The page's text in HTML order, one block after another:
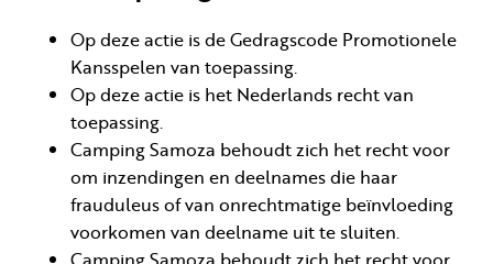
Op deze actie is de Gedragscode Promotionele
Kansspelen van toepassing.
Op deze actie is het Nederlands recht van
toepassing.
Camping Samoza behoudt zich het recht voor
om inzendingen en deelnames die haar
frauduleus of van onrechtmatige beïnvloeding
voorkomen van deelname uit te sluiten.
Camping Samoza behoudt zich het recht voor